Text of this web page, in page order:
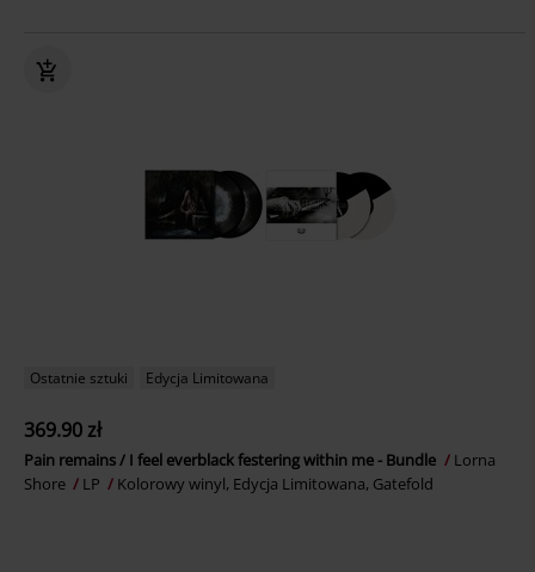
Ostatnie sztuki Edycja Limitowana
369.90 zł
Pain remains / I feel everblack festering within me - Bundle
Lorna
Shore
LP Kolorowy winyl, Edycja Limitowana, Gatefold